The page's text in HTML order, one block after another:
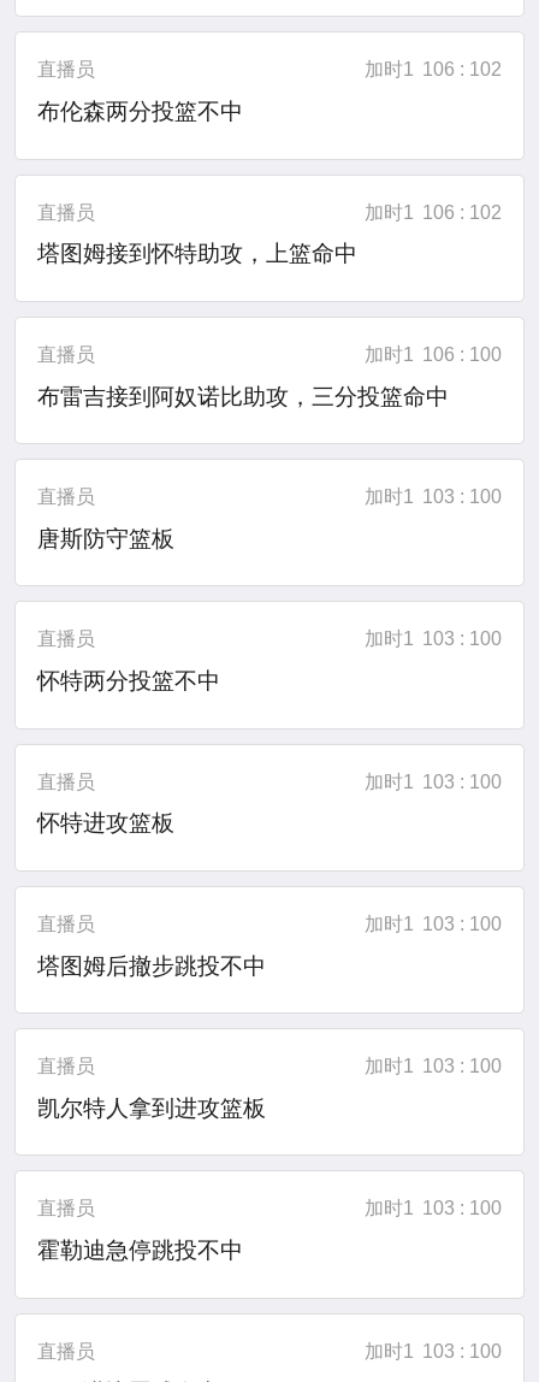
直播员 加时1 106 : 102
布伦森两分投篮不中
直播员 加时1 106 : 102
塔图姆接到怀特助攻，上篮命中
直播员 加时1 106 : 100
布雷吉接到阿奴诺比助攻，三分投篮命中
直播员 加时1 103 : 100
唐斯防守篮板
直播员 加时1 103 : 100
怀特两分投篮不中
直播员 加时1 103 : 100
怀特进攻篮板
直播员 加时1 103 : 100
塔图姆后撤步跳投不中
直播员 加时1 103 : 100
凯尔特人拿到进攻篮板
直播员 加时1 103 : 100
霍勒迪急停跳投不中
直播员 加时1 103 : 100